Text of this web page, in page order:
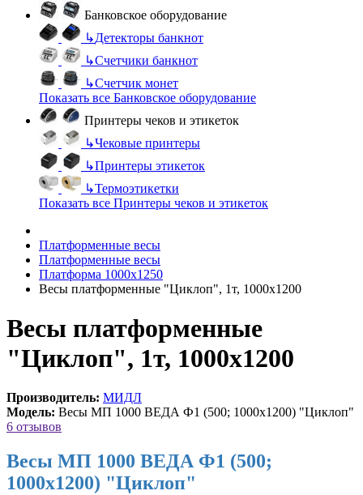
Банковское оборудование
↳Детекторы банкнот
↳Счетчики банкнот
↳Счетчик монет
Показать все Банковское оборудование
Принтеры чеков и этикеток
↳Чековые принтеры
↳Принтеры этикеток
↳Термоэтикетки
Показать все Принтеры чеков и этикеток
Платформенные весы
Платформенные весы
Платформа 1000х1250
Весы платформенные "Циклоп", 1т, 1000х1200
Весы платформенные
"Циклоп", 1т, 1000х1200
Производитель: МИДЛ
Модель: Весы МП 1000 ВЕДА Ф1 (500; 1000х1200) "Циклоп"
6 отзывов
Весы МП 1000 ВЕДА Ф1 (500;
1000х1200) "Циклоп"